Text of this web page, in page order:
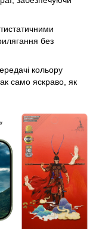
без
кольору
само яскраво, як